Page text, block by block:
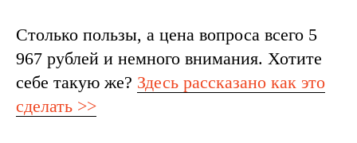
Столько пользы, а цена вопроса всего 5
967 рублей и немного внимания. Хотите
себе такую же? Здесь рассказано как это
сделать >>